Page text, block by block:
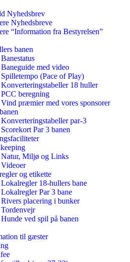
Nyhedsbrev
Nyhedsbreve
“Information fra Bestyrelsen”
banen
Banestatus
Baneguide med video
Spilletempo (Pace of Play)
Konverteringstabeller 18 huller
PCC beregning
Vind præmier med vores sponsorer
Konverteringstabeller par-3
Scorekort Par 3 banen
Natur, Miljø og Links
Videoer
og etikette
Lokalregler 18-hullers bane
Lokalregler Par 3 bane
Rivers placering i bunker
Tordenvejr
Hunde ved spil på banen
til gæster